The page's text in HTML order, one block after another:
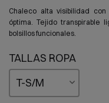
Chaleco alta visibilidad
óptima. Tejido transpirable
bolsillos funcionales.
TALLAS ROPA